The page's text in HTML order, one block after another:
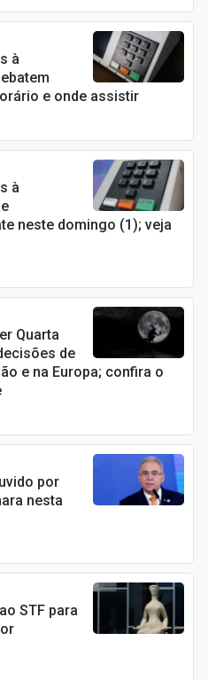
à
e onde assistir
à
neste domingo (1); veja
Quarta
de
e na Europa; confira o
por
nesta
STF para